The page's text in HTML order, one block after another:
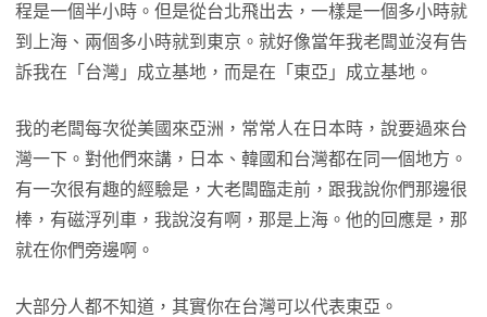
程是一個半小時。但是從台北飛出去，一樣是一個多小時就
到上海、兩個多小時就到東京。就好像當年我老闆並沒有告
訴我在「台灣」成立基地，而是在「東亞」成立基地。
我的老闆每次從美國來亞洲，常常人在日本時，說要過來台
灣一下。對他們來講，日本、韓國和台灣都在同一個地方。
有一次很有趣的經驗是，大老闆臨走前，跟我說你們那邊很
棒，有磁浮列車，我說沒有啊，那是上海。他的回應是，那
就在你們旁邊啊。
大部分人都不知道，其實你在台灣可以代表東亞。